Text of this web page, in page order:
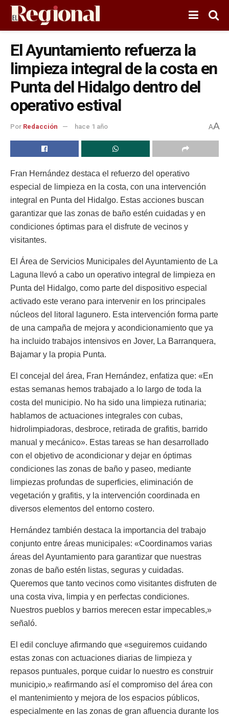
El Ayuntamiento refuerza la
limpieza integral de la costa en
Punta del Hidalgo dentro del
operativo estival
Por Redacción hace 1 año AA
Fran Hernández destaca el refuerzo del operativo
especial de limpieza en la costa, con una intervención
integral en Punta del Hidalgo. Estas acciones buscan
garantizar que las zonas de baño estén cuidadas y en
condiciones óptimas para el disfrute de vecinos y
visitantes.
El Área de Servicios Municipales del Ayuntamiento de La
Laguna llevó a cabo un operativo integral de limpieza en
Punta del Hidalgo, como parte del dispositivo especial
activado este verano para intervenir en los principales
núcleos del litoral lagunero. Esta intervención forma parte
de una campaña de mejora y acondicionamiento que ya
ha incluido trabajos intensivos en Jover, La Barranquera,
Bajamar y la propia Punta.
El concejal del área, Fran Hernández, enfatiza que: «En
estas semanas hemos trabajado a lo largo de toda la
costa del municipio. No ha sido una limpieza rutinaria;
hablamos de actuaciones integrales con cubas,
hidrolimpiadoras, desbroce, retirada de grafitis, barrido
manual y mecánico». Estas tareas se han desarrollado
con el objetivo de acondicionar y dejar en óptimas
condiciones las zonas de baño y paseo, mediante
limpiezas profundas de superficies, eliminación de
vegetación y grafitis, y la intervención coordinada en
diversos elementos del entorno costero.
Hernández también destaca la importancia del trabajo
conjunto entre áreas municipales: «Coordinamos varias
áreas del Ayuntamiento para garantizar que nuestras
zonas de baño estén listas, seguras y cuidadas.
Queremos que tanto vecinos como visitantes disfruten de
una costa viva, limpia y en perfectas condiciones.
Nuestros pueblos y barrios merecen estar impecables,»
señaló.
El edil concluye afirmando que «seguiremos cuidando
estas zonas con actuaciones diarias de limpieza y
repasos puntuales, porque cuidar lo nuestro es construir
municipio,» reafirmando así el compromiso del área con
el mantenimiento y mejora de los espacios públicos,
especialmente en las zonas de gran afluencia durante los